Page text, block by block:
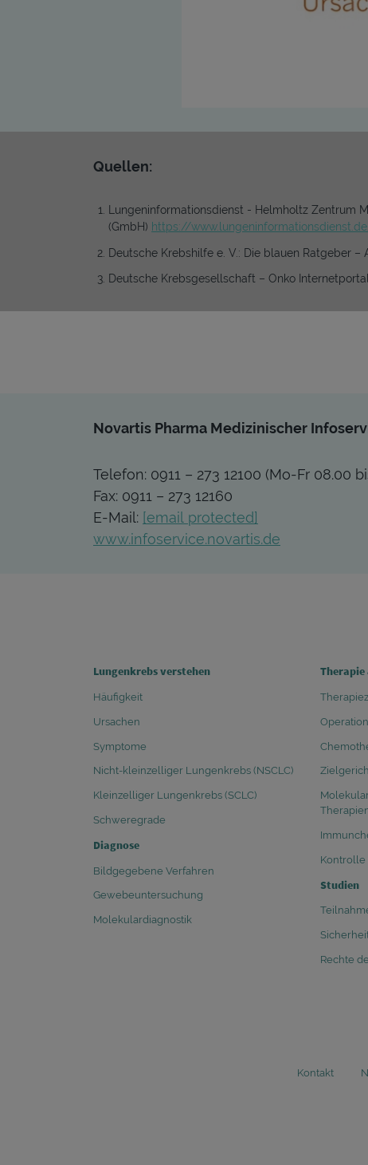
Quellen:
Lungeninformationsdienst - Helmholtz Zentrum
(GmbH) https://
Deutsche Krebshilfe e. V.: Die blauen Ratgeber
Deutsche Krebsgesellschaft – Onko
Novartis Pharma Medizinischer
Telefon: 0911 – 273 12100 (Mo-Fr 08.00
Fax: 0911 – 273 12160
E-Mail: [email protected]
www.infoservice.novartis.de
Lungenkrebs verstehen
Häufigkeit
Ursachen
Symptome
Nicht-kleinzelliger Lungenkrebs (NSCLC)
Kleinzelliger Lungenkrebs (SCLC)
Schweregrade
Diagnose
Bildgegebene Verfahren
Gewebeuntersuchung
Molekulardiagnostik
Therapie
Operation
Kontrolle
Studien
Rechte
Kontakt